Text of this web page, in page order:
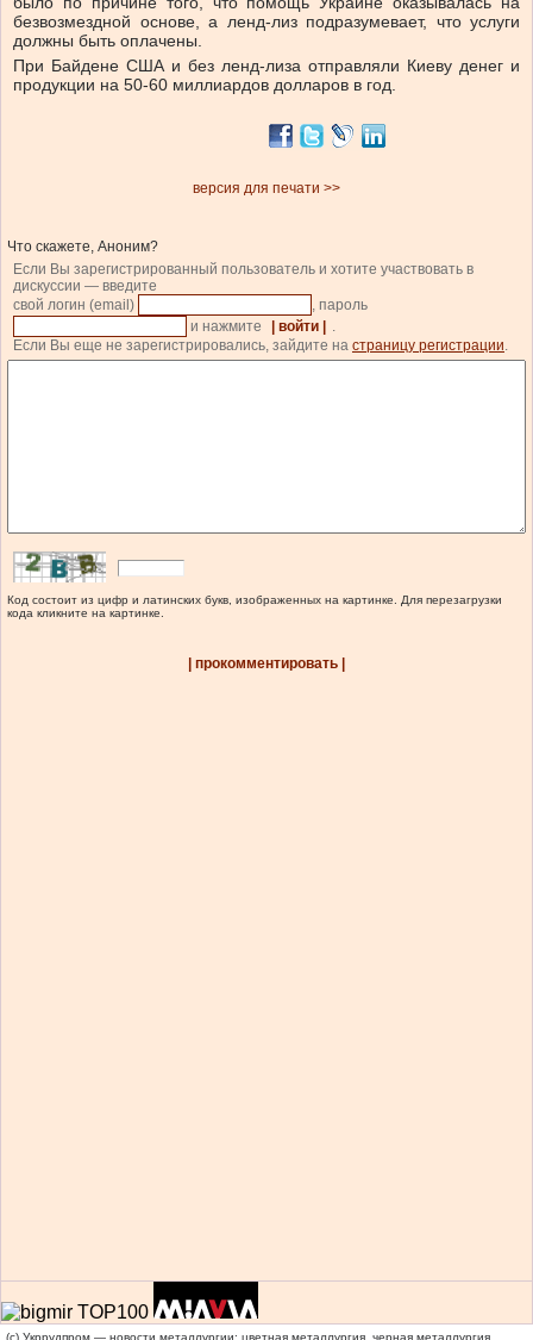
безвозмездной основе, а ленд-лиз подразумевает, что услуги
должны быть оплачены.
При Байдене США и без ленд-лиза отправляли Киеву денег и
продукции на 50-60 миллиардов долларов в год.
версия для печати >>
Что скажете, Аноним?
Если Вы зарегистрированный пользователь и хотите участвовать в
дискуссии — введите
свой логин (email)
, пароль
и нажмите
| войти |
.
Если Вы еще не зарегистрировались, зайдите на страницу регистрации.
Код состоит из цифр и латинских букв, изображенных на картинке. Для перезагрузки
кода кликните на картинке.
| прокомментировать |